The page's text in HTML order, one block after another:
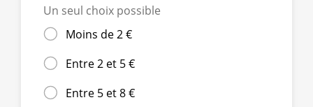
Un seul choix possible
Moins de 2 €
Entre 2 et 5 €
Entre 5 et 8 €